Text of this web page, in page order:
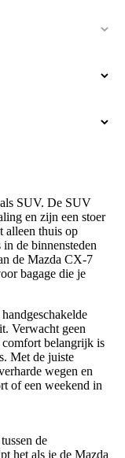
SUV. De SUV
en zijn een stoer
alleen thuis op
de binnensteden
de Mazda CX-7
bagage die je
Verwacht geen
comfort belangrijk is
Met de juiste
wegen en
of een weekend in
de
het als je de Mazda